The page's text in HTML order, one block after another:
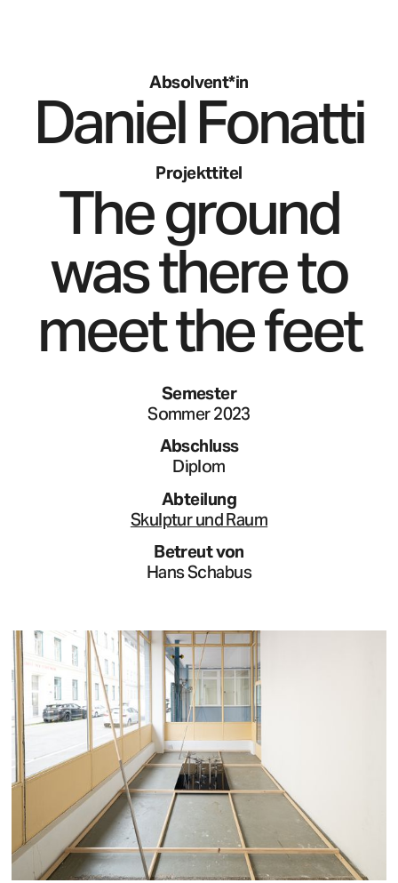
Absolvent*in
DanielFonatti
Projekttitel
The ground
was there to
meet the feet
Semester
Sommer 2023
Abschluss
Diplom
Abteilung
Skulptur und Raum
Betreut von
Hans Schabus